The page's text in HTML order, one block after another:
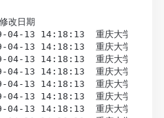
修改日期
04-13 14:18:13  重庆大
04-13 14:18:13  重庆大
04-13 14:18:13  重庆大
04-13 14:18:13  重庆大
04-13 14:18:13  重庆大
04-13 14:18:13  重庆大
04-13 14:18:13  重庆大